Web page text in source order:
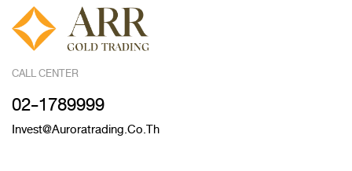
CALL CENTER
02-1789999
Invest@auroratrading.co.th